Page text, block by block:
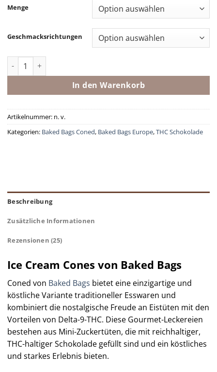
Menge
Geschmacksrichtungen
Ice Cream Cones Menge
In den Warenkorb
Artikelnummer: n. v.
Kategorien: Baked Bags Coned, Baked Bags Europe,THC Schokolade
Beschreibung
Zusätzliche Informationen
Rezensionen (25)
Ice Cream Cones von Baked Bags
Coned von Baked Bags bietet eine einzigartige und
köstliche Variante traditioneller Esswaren und
kombiniert die nostalgische Freude an Eistüten mit den
Vorteilen von Delta-9-THC. Diese Gourmet-Leckereien
bestehen aus Mini-Zuckertüten, die mit reichhaltiger,
THC-haltiger Schokolade gefüllt sind und ein köstliches
und starkes Erlebnis bieten.​